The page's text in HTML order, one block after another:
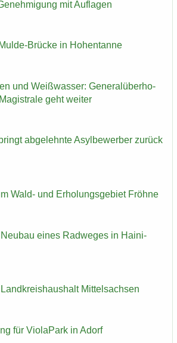
mit Auf­la­gen
​Brücke in Ho­hen­tan­ne
und Weiß­was­ser: Ge­ne­ral­über­ho­
geht wei­ter
ab­ge­lehn­te Asyl­be­wer­ber zu­rück
Wald- und Er­ho­lungs­ge­biet Fröh­ne
eines Rad­we­ges in Hai­ni­
Mit­tel­sach­sen
für Vio­la­Park in Adorf